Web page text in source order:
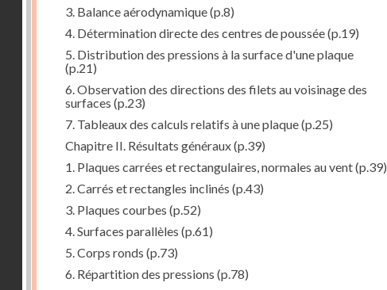
3. Balance aérodynamique(p.8)
4. Détermination directe des centres de poussée(p.19)
5. Distribution des pressions à la surface d'une plaque
(p.21)
6. Observation des directions des filets au voisinage des
surfaces (p.23)
7. Tableaux des calculs relatifs à une plaque(p.25)
Chapitre II. Résultats généraux(p.39)
1. Plaques carrées et rectangulaires, normales au vent(p.39)
2. Carrés et rectangles inclinés (p.43)
3. Plaques courbes (p.52)
4. Surfaces parallèles (p.61)
5. Corps ronds (p.73)
6. Répartition des pressions (p.78)